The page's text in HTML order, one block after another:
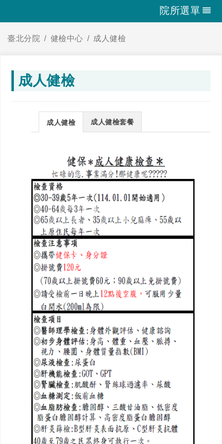
院所選單
臺北分院 健檢中心 成人健檢
成人健檢
成人健檢 成人健檢套餐